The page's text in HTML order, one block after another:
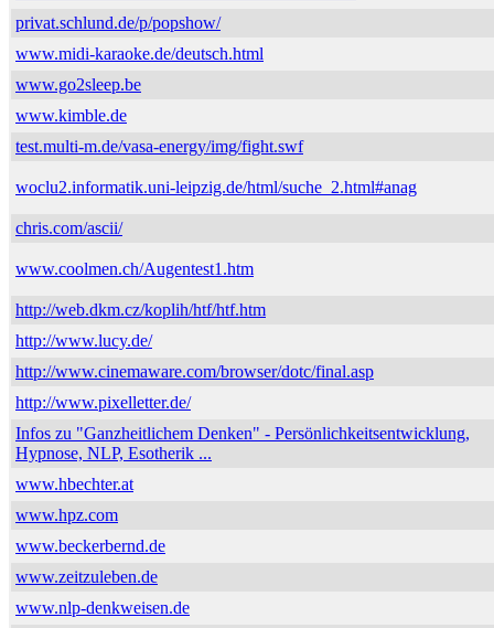
privat.schlund.de/p/popshow/
www.midi-karaoke.de/deutsch.html
www.go2sleep.be
www.kimble.de
test.multi-m.de/vasa-energy/img/fight.swf
woclu2.informatik.uni-leipzig.de/html/suche_2.html#anag
chris.com/ascii/
www.coolmen.ch/Augentest1.htm
http://web.dkm.cz/koplih/htf/htf.htm
http://www.lucy.de/
http://www.cinemaware.com/browser/dotc/final.asp
http://www.pixelletter.de/
Infos zu "Ganzheitlichem Denken" - Persönlichkeitsentwicklung,
Hypnose, NLP, Esotherik ...
www.hbechter.at
www.hpz.com
www.beckerbernd.de
www.zeitzuleben.de
www.nlp-denkweisen.de